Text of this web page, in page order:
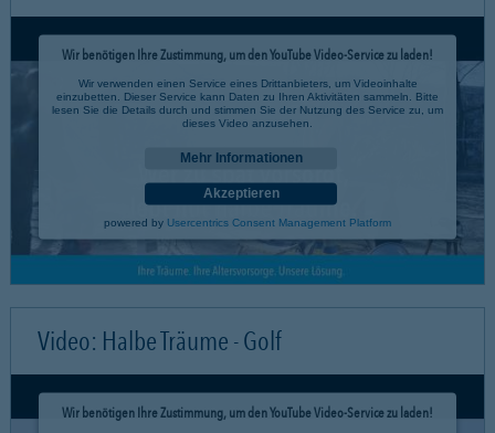
Wir benötigen Ihre Zustimmung, um den YouTube Video-Service zu laden!
Wir verwenden einen Service eines Drittanbieters, um Videoinhalte
einzubetten. Dieser Service kann Daten zu Ihren Aktivitäten sammeln. Bitte
lesen Sie die Details durch und stimmen Sie der Nutzung des Service zu, um
dieses Video anzusehen.
Mehr Informationen
Akzeptieren
powered by Usercentrics Consent Management Platform
Video: Halbe Träume - Golf
Wir benötigen Ihre Zustimmung, um den YouTube Video-Service zu laden!